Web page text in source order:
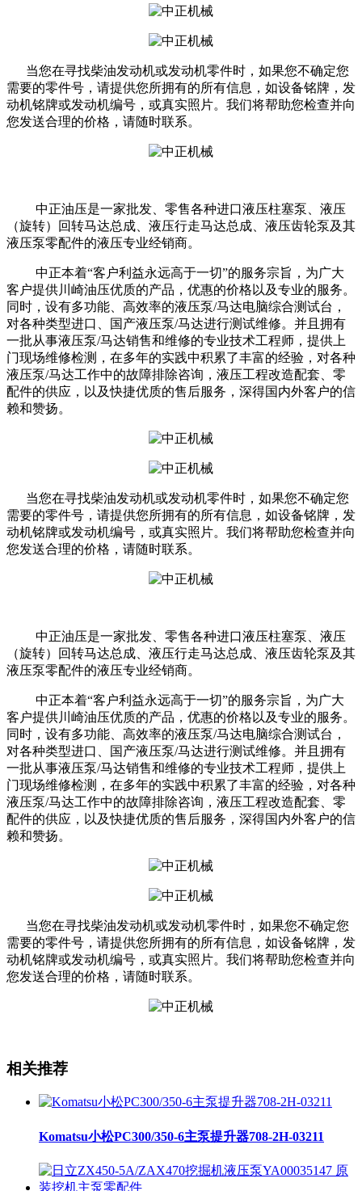
当您在寻找柴油发动机或发动机零件时，如果您不确定您
需要的零件号，请提供您所拥有的所有信息，如设备铭牌，发
动机铭牌或发动机编号，或真实照片。我们将帮助您检查并向
您发送合理的价格，请随时联系。
中正油压是一家批发、零售各种进口液压柱塞泵、液压
（旋转）回转马达总成、液压行走马达总成、液压齿轮泵及其
液压泵零配件的液压专业经销商。
中正本着“客户利益永远高于一切”的服务宗旨，为广大
客户提供川崎油压优质的产品，优惠的价格以及专业的服务。
同时，设有多功能、高效率的液压泵/马达电脑综合测试台，
对各种类型进口、国产液压泵/马达进行测试维修。并且拥有
一批从事液压泵/马达销售和维修的专业技术工程师，提供上
门现场维修检测，在多年的实践中积累了丰富的经验，对各种
液压泵/马达工作中的故障排除咨询，液压工程改造配套、零
配件的供应，以及快捷优质的售后服务，深得国内外客户的信
赖和赞扬。
当您在寻找柴油发动机或发动机零件时，如果您不确定您
需要的零件号，请提供您所拥有的所有信息，如设备铭牌，发
动机铭牌或发动机编号，或真实照片。我们将帮助您检查并向
您发送合理的价格，请随时联系。
中正油压是一家批发、零售各种进口液压柱塞泵、液压
（旋转）回转马达总成、液压行走马达总成、液压齿轮泵及其
液压泵零配件的液压专业经销商。
中正本着“客户利益永远高于一切”的服务宗旨，为广大
客户提供川崎油压优质的产品，优惠的价格以及专业的服务。
同时，设有多功能、高效率的液压泵/马达电脑综合测试台，
对各种类型进口、国产液压泵/马达进行测试维修。并且拥有
一批从事液压泵/马达销售和维修的专业技术工程师，提供上
门现场维修检测，在多年的实践中积累了丰富的经验，对各种
液压泵/马达工作中的故障排除咨询，液压工程改造配套、零
配件的供应，以及快捷优质的售后服务，深得国内外客户的信
赖和赞扬。
当您在寻找柴油发动机或发动机零件时，如果您不确定您
需要的零件号，请提供您所拥有的所有信息，如设备铭牌，发
动机铭牌或发动机编号，或真实照片。我们将帮助您检查并向
您发送合理的价格，请随时联系。
相关推荐
Komatsu小松PC300/350-6主泵提升器708-2H-03211